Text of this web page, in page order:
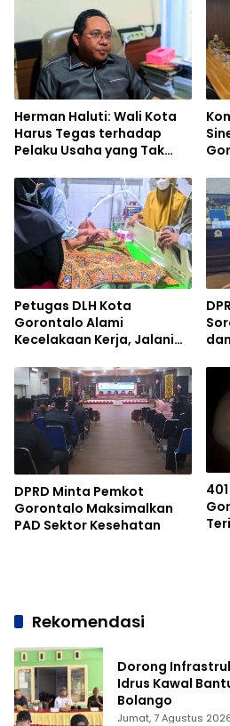
Herman Haluti: Wali Kota
Harus Tegas terhadap
Pelaku Usaha yang Tak
Petugas DLH Kota
Gorontalo Alami
Kecelakaan Kerja, Jalani
Saboe
DPRD Minta Pemkot
Gorontalo Maksimalkan
PAD Sektor Kesehatan
Rekomendasi
Dorong
Idrus Kawal
Bolango
Jumat, 7 Agustus